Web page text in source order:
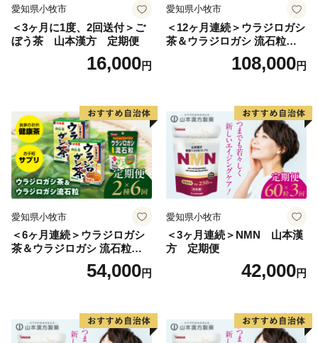
愛知県小牧市
＜3ヶ月に1度、2回送付＞ご
ぼう茶 山本漢方 定期便
16,000円
愛知県小牧市
＜12ヶ月連続＞ウラジロガシ
茶＆ウラジロガシ 流石粒
山本漢方 定期便108,000円
愛知県小牧市
＜6ヶ月連続＞ウラジロガシ
茶＆ウラジロガシ 流石粒
山本漢方 定期便54,000円
愛知県小牧市
＜3ヶ月連続＞NMN 山本漢
方 定期便
42,000円